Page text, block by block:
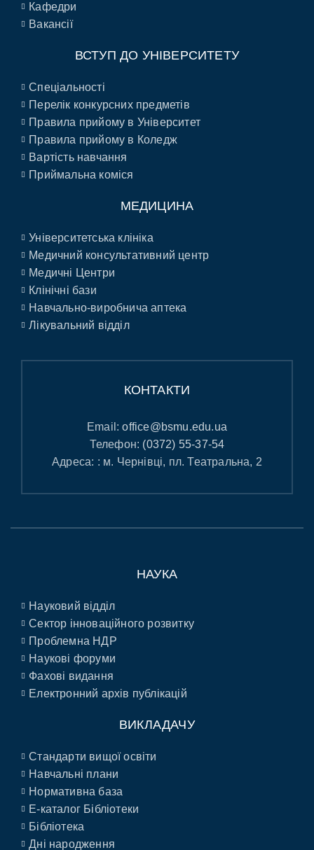
Кафедри
Вакансії
ВСТУП ДО УНІВЕРСИТЕТУ
Спеціальності
Перелік конкурсних предметів
Правила прийому в Університет
Правила прийому в Коледж
Вартість навчання
Приймальна коміся
МЕДИЦИНА
Університетська клініка
Медичний консультативний центр
Медичні Центри
Клінічні бази
Навчально-виробнича аптека
Лікувальний відділ
КОНТАКТИ
Email:office@bsmu.edu.ua
Телефон: (0372) 55-37-54
Адреса: : м. Чернівці, пл. Театральна, 2
НАУКА
Науковий відділ
Сектор інноваційного розвитку
Проблемна НДР
Наукові форуми
Фахові видання
Електронний архів публікацій
ВИКЛАДАЧУ
Стандарти вищої освіти
Навчальні плани
Нормативна база
E-каталог Бібліотеки
Бібліотека
Дні народження